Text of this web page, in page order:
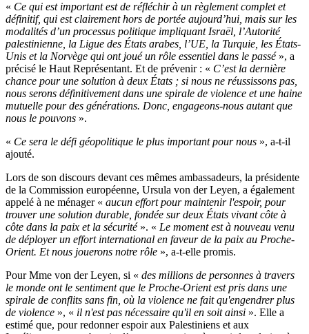
« Ce qui est important est de réfléchir à un règlement complet et
définitif, qui est clairement hors de portée aujourd’hui, mais sur les
modalités d’un processus politique impliquant Israël, l’Autorité
palestinienne, la Ligue des États arabes, l’UE, la Turquie, les États-
Unis et la Norvège qui ont joué un rôle essentiel dans le passé », a
précisé le Haut Représentant. Et de prévenir : « C’est la dernière
chance pour une solution à deux États ; si nous ne réussissons pas,
nous serons définitivement dans une spirale de violence et une haine
mutuelle pour des générations. Donc, engageons-nous autant que
nous le pouvons ».
« Ce sera le défi géopolitique le plus important pour nous », a-t-il
ajouté.
Lors de son discours devant ces mêmes ambassadeurs, la présidente
de la Commission européenne, Ursula von der Leyen, a également
appelé à ne ménager « aucun effort pour maintenir l'espoir, pour
trouver une solution durable, fondée sur deux États vivant côte à
côte dans la paix et la sécurité ». « Le moment est à nouveau venu
de déployer un effort international en faveur de la paix au Proche-
Orient. Et nous jouerons notre rôle », a-t-elle promis.
Pour Mme von der Leyen, si « des millions de personnes à travers
le monde ont le sentiment que le Proche-Orient est pris dans une
spirale de conflits sans fin, où la violence ne fait qu'engendrer plus
de violence », « il n'est pas nécessaire qu'il en soit ainsi ». Elle a
estimé que, pour redonner espoir aux Palestiniens et aux